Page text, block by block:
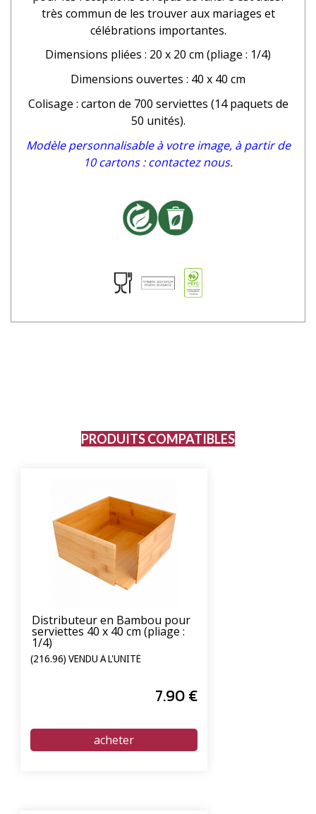
très commun de les trouver aux mariages et
célébrations importantes.
Dimensions pliées : 20 x 20 cm (pliage : 1/4)
Dimensions ouvertes : 40 x 40 cm
Colisage : carton de 700 serviettes (14 paquets de
50 unités).
Modèle personnalisable à votre image, à partir de
10 cartons : contactez nous.
PRODUITS COMPATIBLES
Distributeur en Bambou pour
serviettes 40 x 40 cm (pliage :
1/4)
(216.96) VENDU À L'UNITÉ
7.90€